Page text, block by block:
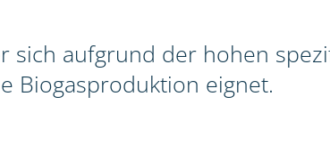
sich aufgrund der hohen
Biogasproduktion eignet.